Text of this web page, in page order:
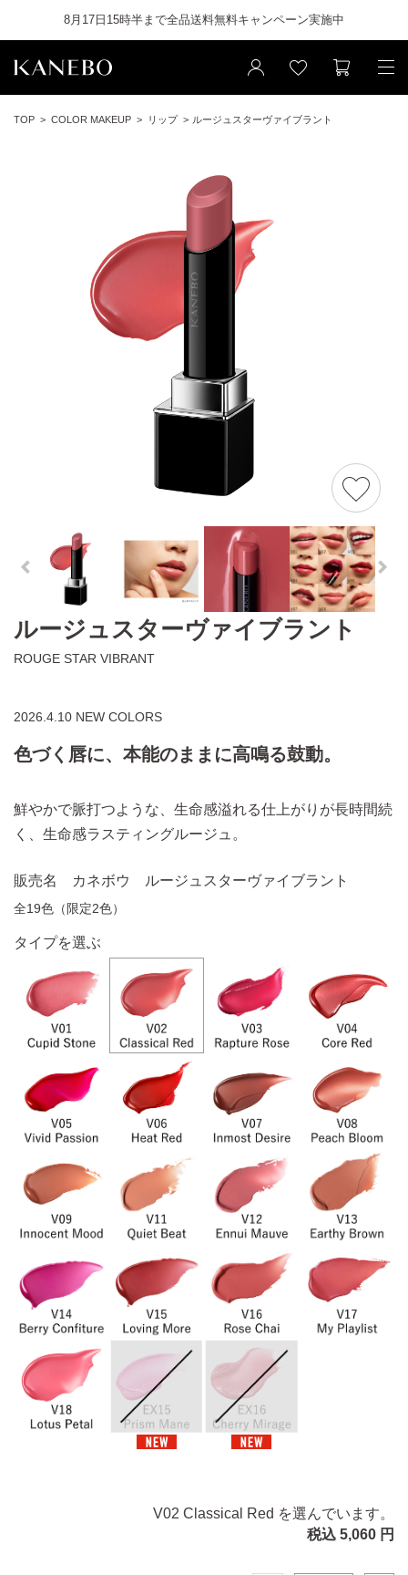
8月17日15時半まで全品送料無料キャンペーン実施中
TOP COLOR MAKEUP リップ ルージュスターヴァイブラント
ルージュスターヴァイブラント
ROUGE STAR VIBRANT
2026.4.10 NEW COLORS
色づく唇に、本能のままに高鳴る鼓動。
鮮やかで脈打つような、生命感溢れる仕上がりが長時間続
く、生命感ラスティングルージュ。
販売名 カネボウ ルージュスターヴァイブラント
全19色（限定2色）
タイプを選ぶ
V02 Classical Red を選んでいます。
税込 5,060 円